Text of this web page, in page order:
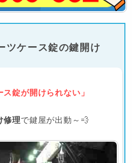
ツケース錠の鍵開け
錠が開けられない」
修理で鍵屋が出動～💨